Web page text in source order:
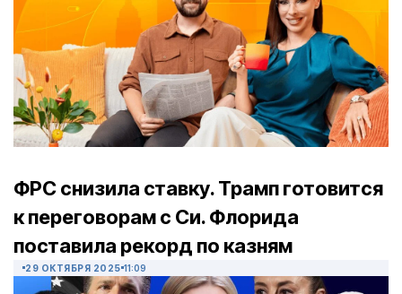
ФРС снизила ставку. Трамп готовится
к переговорам с Си. Флорида
поставила рекорд по казням
29 ОКТЯБРЯ 2025 11:09